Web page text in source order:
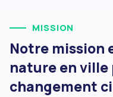
MISSION
Notre mission
nature en
changement